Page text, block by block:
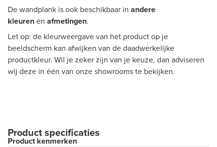
De wandplank is ook beschikbaar in andere
kleurenen afmetingen.
Let op: de kleurweergave van het product op je
beeldscherm kan afwijken van de daadwerkelijke
productkleur. Wil je zeker zijn van je keuze, dan adviseren
wij deze in één van onze showrooms te bekijken.
Product specificaties
Product kenmerken